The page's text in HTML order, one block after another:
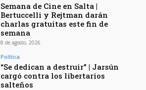
Semana de Cine en Salta |
Bertuccelli y Rejtman darán
charlas gratuitas este fin de
semana
8 de agosto, 2026
Política
“Se dedican a destruir” | Jarsún
cargó contra los libertarios
salteños